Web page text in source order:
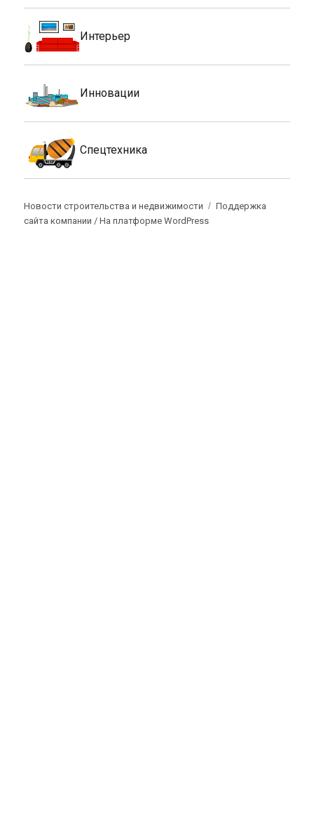
Интерьер
Инновации
Спецтехника
Новости строительства и недвижимости
Поддержка
сайта компании /На платформе WordPress